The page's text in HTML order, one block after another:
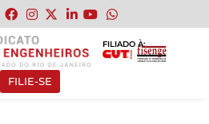
FILIADO À:
FILIE-SE